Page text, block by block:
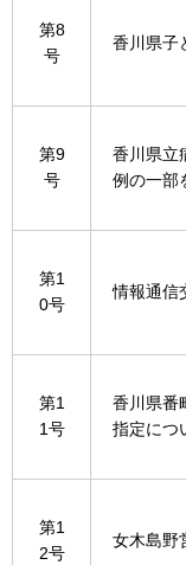
第8
号
香川県子
第9
号
香川県立
例の一部
第1
0号
情報通信
第1
1号
香川県番
指定につ
第1
2号
女木島野